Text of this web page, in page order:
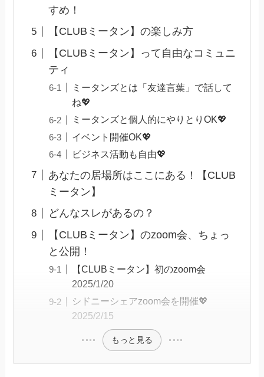
すめ！
【CLUBミータン】の楽しみ方
【CLUBミータン】って自由なコミュニ
ティ
ミータンズとは「友達言葉」で話して
ね💖
ミータンズと個人的にやりとりOK💖
イベント開催OK💖
ビジネス活動も自由💖
あなたの居場所はここにある！【CLUB
ミータン】
どんなスレがあるの？
【CLUBミータン】のzoom会、ちょっ
と公開！
【CLUBミータン】初のzoom会
2025/1/20
シドニーシェアzoom会を開催💖
2025/2/15
もっと見る